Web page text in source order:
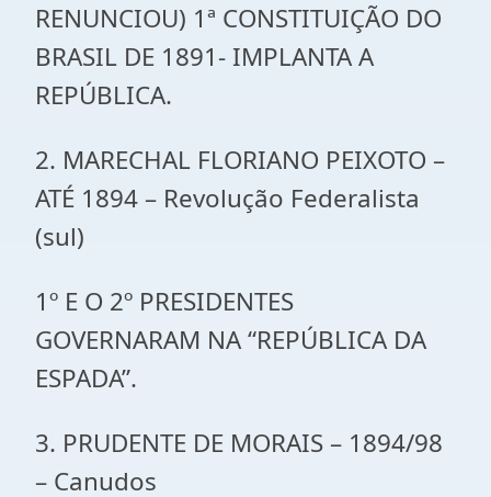
RENUNCIOU) 1ª CONSTITUIÇÃO DO
BRASIL DE 1891- IMPLANTA A
REPÚBLICA.
2. MARECHAL FLORIANO PEIXOTO –
ATÉ 1894 – Revolução Federalista
(sul)
1º E O 2º PRESIDENTES
GOVERNARAM NA “REPÚBLICA DA
ESPADA”.
3. PRUDENTE DE MORAIS – 1894/98
– Canudos